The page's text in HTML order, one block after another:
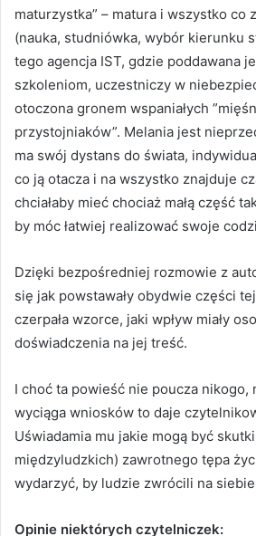
maturzystka” – matura i wszystko co
(nauka, studniówka, wybór kierunku
tego agencja IST, gdzie poddawana
szkoleniom, uczestniczy w
otoczona gronem wspaniałych
przystojniaków”. Melania jest
ma swój dystans do świata,
co ją otacza i na wszystko znajduje
chciałaby mieć chociaż małą część
by móc łatwiej realizować swoje
Dzięki bezpośredniej rozmowie z
się jak powstawały obydwie części
czerpała wzorce, jaki wpływ miały
doświadczenia na jej treść.
I choć ta powieść nie poucza nikogo,
wyciąga wniosków to daje
Uświadamia mu jakie mogą być
międzyludzkich) zawrotnego tępa
wydarzyć, by ludzie zwrócili na
Opinie niektórych czytelniczek: